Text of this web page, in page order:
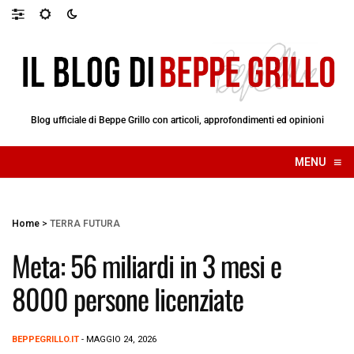
Blog ufficiale di Beppe Grillo con articoli, approfondimenti ed opinioni
MENU ≡
☰
Home > TERRA FUTURA
Meta: 56 miliardi in 3 mesi e
8000 persone licenziate
BEPPEGRILLO.IT - MAGGIO 24, 2026